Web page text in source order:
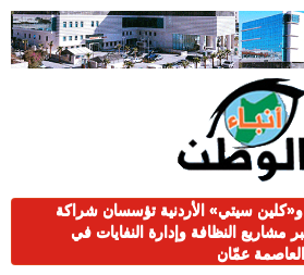
و«كلين سيتي» الأردنية تؤسسان شراكة
مشاريع النظافة وإدارة النفايات في
العاصمة عمّان